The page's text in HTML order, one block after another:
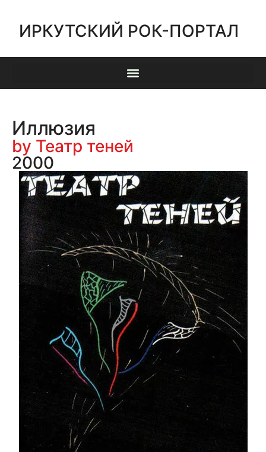
ИРКУТСКИЙ РОК-ПОРТАЛ
Иллюзия
by Театр теней
2000